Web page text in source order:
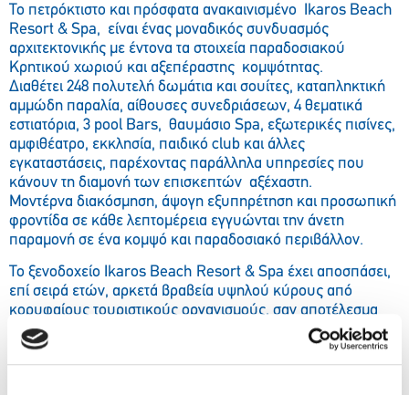
Το πετρόκτιστο και πρόσφατα ανακαινισμένο Ikaros Beach
Resort & Spa, είναι ένας μοναδικός συνδυασμός
αρχιτεκτονικής με έντονα τα στοιχεία παραδοσιακού
Κρητικού χωριού και αξεπέραστης κομψότητας.
Διαθέτει 248 πολυτελή δωμάτια και σουίτες, καταπληκτική
αμμώδη παραλία, αίθουσες συνεδριάσεων, 4 θεματικά
εστιατόρια, 3 pool Bars, θαυμάσιο Spa, εξωτερικές πισίνες,
αμφιθέατρο, εκκλησία, παιδικό club και άλλες
εγκαταστάσεις, παρέχοντας παράλληλα υπηρεσίες που
κάνουν τη διαμονή των επισκεπτών αξέχαστη.
Μοντέρνα διακόσμηση, άψογη εξυπηρέτηση και προσωπική
φροντίδα σε κάθε λεπτομέρεια εγγυώνται την άνετη
παραμονή σε ένα κομψό και παραδοσιακό περιβάλλον.
Το ξενοδοχείο Ιkaros Beach Resort & Spa έχει αποσπάσει,
επί σειρά ετών, αρκετά βραβεία υψηλού κύρους από
κορυφαίους τουριστικούς οργανισμούς, σαν αποτέλεσμα
της αναγνώρισης των πελατών του για τις υψηλού
επιπέδου παρεχόμενες υπηρεσίες του.